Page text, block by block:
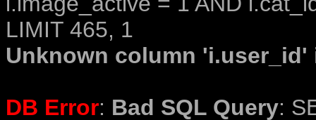
LIMIT 465, 1
Unknown column
DB Error: Bad SQL Query: